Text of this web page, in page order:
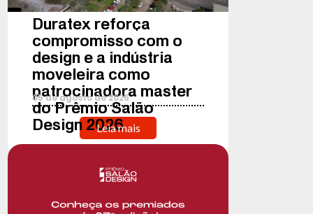
Duratex reforça
compromisso com o
design e a indústria
moveleira como
patrocinadora master
do Prêmio Salão
Design 2026
05deagostode2026
Leia mais